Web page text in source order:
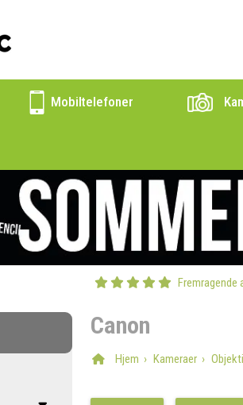
Mobiltelefoner
Fremragende
Canon
Hjem Kameraer